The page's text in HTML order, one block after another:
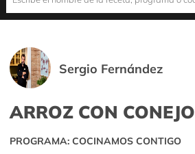
Sergio Fernández
ARROZ CON CONEJO
PROGRAMA: COCINAMOS CONTIGO